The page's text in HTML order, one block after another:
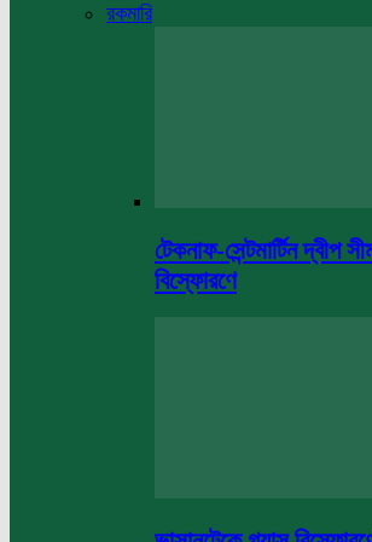
রকমারি
টেকনাফ-সেন্টমার্টিন দ্বীপ
বিস্ফোরণে